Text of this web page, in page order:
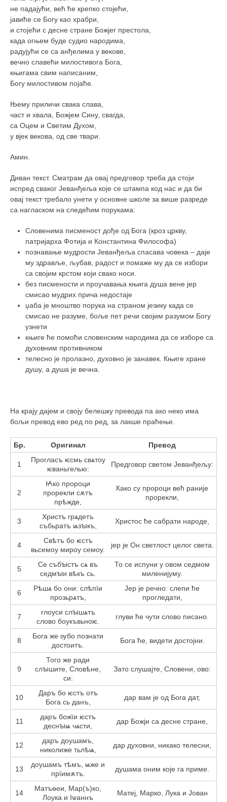
не падајући, већ ће крепко стојећи,
јавиће се Богу као храбри,
и стојећи с десне стране Божјег престола,
када огњем буде судио народима,
радујући се са анђелима у векове,
вечно славећи милостивога Бога,
књигама свим написаним,
Богу милостивом појаће.
Њему приличи свака слава,
част и хвала, Божјем Сину, свагда,
са Оцем и Светим Духом,
у вјек векова, од све твари.
Амин.
Диван текст. Сматрам да овај предговор треба да стоји
испред сваког Јеванђеља које се штампа код нас и да би
овај текст требало унети у основне школе за више разреде
са нагласком на следећим порукама:
Словенима писменост дође од Бога (кроз цркву,
патријарха Фотија и Константина Философа)
познавање мудрости Јеванђеља спасава човека – даје
му здравље, љубав, радост и помаже му да се избори
са својим крстом који свако носи.
без писмености и проучавања књига душа вене јер
смисао мудрих прича недостаје
џаба је мноштво порука на страном језику када се
смисао не разуме, боље пет речи својим разумом Богу
узнети
књиге ће помоћи словенским народима да се изборе са
духовним противником
телесно је пролазно, духовно је занавек. Књиге хране
душу, а душа је вечна.
На крају дајем и своју белешку превода па ако неко има
бољи превод ево ред по ред, за лакше праћење.
Бр. Оригинал Превод
1
Прогласъ ѥсмь свѧтоу
ѥваньгелью:
Предговор светом Јеванђељу:
2
Ꙗко пророци
прорекли сѫтъ
прѣжде,
Како су пророци већ раније
прорекли,
3
Христъ грѧдетъ
събьратъ ѩзꙑкъ,
Христос ће сабрати народе,
4
Свѣтъ бо ѥстъ
вьсемоу мироу семоу.
јер је Он светлост целог света.
5
Се събꙑстъ сѧ въ
седмꙑи вѣкъ сь.
То се испуни у овом седмом
миленијуму.
6
Рѣшѧ бо они: слѣпїи
прозьрѧтъ,
Јер је речно: слепи ће
прогледати,
7
глоуси слꙑшѧтъ
слово боукъвьноѥ.
глуви ће чути слово писано.
8
Бога же ѹбо познати
достоитъ.
Бога ће, видети достојни.
9
Того же ради
слꙑшите, Словѣне,
си:
Зато слушајте, Словени, ово:
10
Даръ бо ѥстъ отъ
Бога сь данъ,
дар вам је од Бога дат,
11
даръ божїи ѥстъ
деснꙑѩ чѧсти,
дар Божји са десне стране,
12
даръ доушамъ,
николиже тьлѣѩ,
дар духовни, никако телесни,
13
доушамъ тѣмъ, ѩже и
прїимѫтъ.
душама оним које га приме.
14
Матъѳеи, Мар(ъ)ко,
Лоука и Іѡаннъ
Матеј, Марко, Лука и Јован